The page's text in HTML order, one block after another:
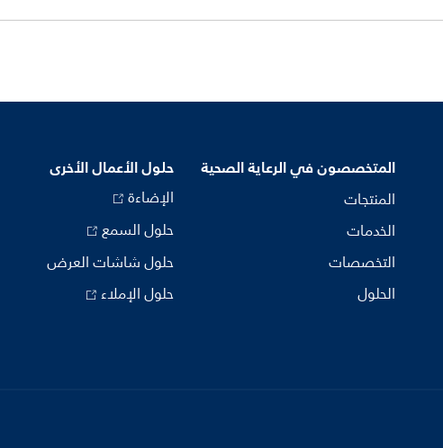
المتخصصون في الرعاية الصحية
المنتجات
الخدمات
التخصصات
الحلول
حلول الأعمال الأخرى
الإضاءة
حلول السمع
حلول شاشات العرض
حلول الإملاء